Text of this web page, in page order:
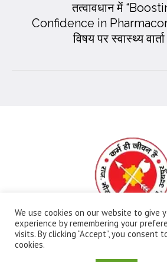
तत्वावधान में
Confidence in
विषय पर स्वास्थ्य
All Rights Reserved | Ⓒ
We use cookies on our website to give
experience by remembering your
visits. By clicking “Accept”, you consent
cookies.